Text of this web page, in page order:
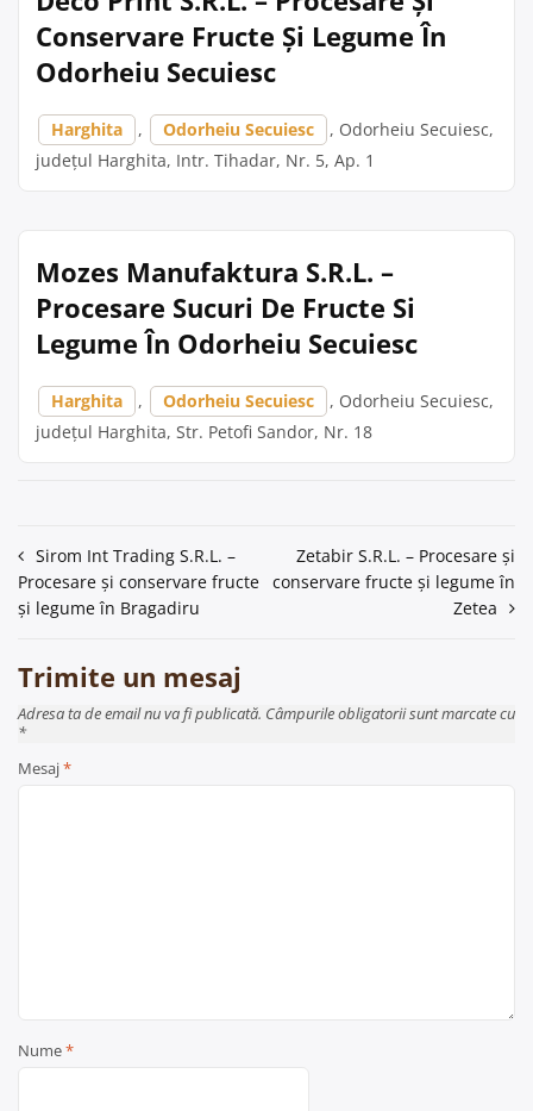
Conservare Fructe Și Legume În
Odorheiu Secuiesc
Harghita , Odorheiu Secuiesc
, Odorheiu Secuiesc,
județul Harghita, Intr. Tihadar, Nr. 5, Ap. 1
Mozes Manufaktura S.R.L. –
Procesare Sucuri De Fructe Si
Legume În Odorheiu Secuiesc
Harghita , Odorheiu Secuiesc
, Odorheiu Secuiesc,
județul Harghita, Str. Petofi Sandor, Nr. 18
Navigare
în
Sirom Int Trading S.R.L. –
Procesare și conservare fructe
și legume în Bragadiru
Zetabir S.R.L. – Procesare și
conservare fructe și legume în
Zetea
Trimite un mesaj
Adresa ta de email nu va fi publicată. Câmpurile obligatorii sunt marcate cu
*
Mesaj*
Nume*